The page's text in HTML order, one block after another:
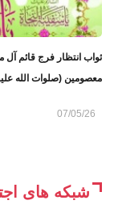
ثواب انتظار فرج قائم
معصومین (صلوات الله
07/05/26
شبکه های